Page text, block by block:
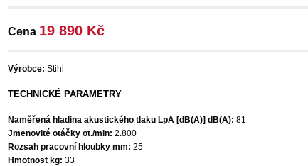
Cena 19 890 Kč
Výrobce: Stihl
TECHNICKÉ PARAMETRY
Naměřená hladina akustického tlaku LpA [dB(A)] dB(A): 81
Jmenovité otáčky ot./min: 2.800
Rozsah pracovní hloubky mm: 25
Hmotnost kg: 33